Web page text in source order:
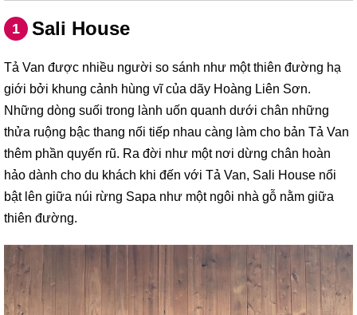
1 Sali House
Tả Van được nhiều người so sánh như một thiên đường hạ
giới bởi khung cảnh hùng vĩ của dãy Hoàng Liên Sơn.
Những dòng suối trong lành uốn quanh dưới chân những
thửa ruộng bậc thang nối tiếp nhau càng làm cho bản Tả Van
thêm phần quyến rũ. Ra đời như một nơi dừng chân hoàn
hảo dành cho du khách khi đến với Tả Van, Sali House nổi
bật lên giữa núi rừng Sapa như một ngôi nhà gỗ nằm giữa
thiên đường.